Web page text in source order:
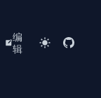
编
辑